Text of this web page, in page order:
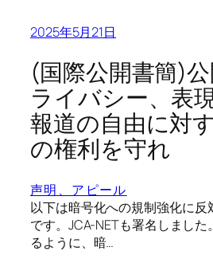
2025年5月21日
(国際公開書簡)
ライバシー、表
報道の自由に対
の権利を守れ
声明、アピール
以下は暗号化への規制強化に反
です。JCA-NETも署名しまし
るように、暗…